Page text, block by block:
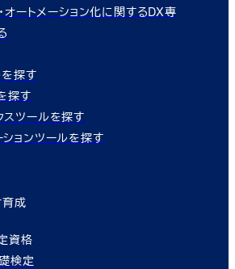
オートメーション化に関するDX専
探す
探す
スツールを探す
ションツールを探す
成
資格
検定